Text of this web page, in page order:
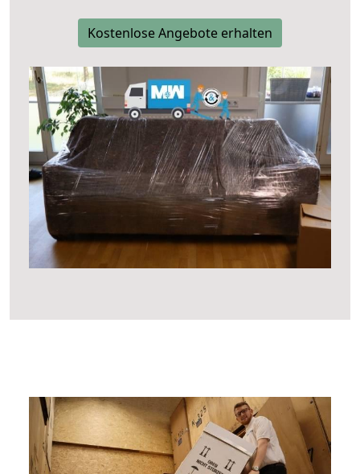
Kostenlose Angebote erhalten